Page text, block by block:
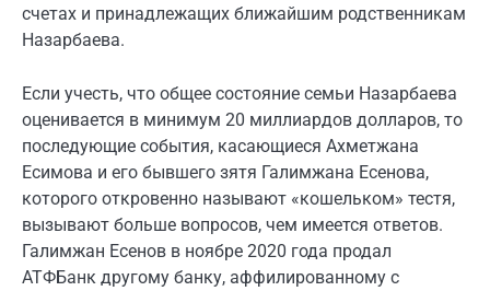
счетах и принадлежащих ближайшим родственникам
Назарбаева.
Если учесть, что общее состояние семьи Назарбаева
оценивается в минимум 20 миллиардов долларов, то
последующие события, касающиеся Ахметжана
Есимова и его бывшего зятя Галимжана Есенова,
которого откровенно называют «кошельком» тестя,
вызывают больше вопросов, чем имеется ответов.
Галимжан Есенов в ноябре 2020 года продал
АТФБанк другому банку, аффилированному с